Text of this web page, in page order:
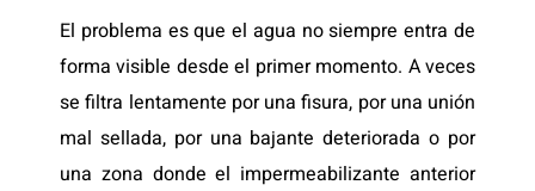
El problema es que el agua no siempre entra de
forma visible desde el primer momento. A veces
se filtra lentamente por una fisura, por una unión
mal sellada, por una bajante deteriorada o por
una zona donde el impermeabilizante anterior